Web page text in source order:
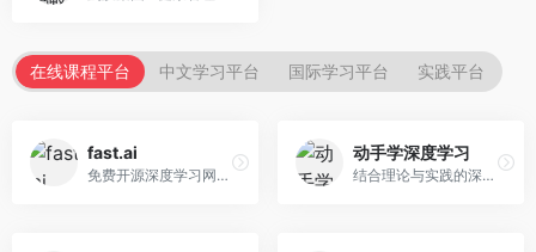
在线课程平台 中文学习平台 国际学习平台 实践平台
fast.ai
免费开源深度学习网站，专注于实用AI教学。面向开发者，提供免费深度学习课程、实战项目、代码库等资源，学习门槛低。
动手学深度学习
结合理论与实践的深度学习教材，专注于代码驱动学习。面向学生和开发者，提供深度学习理论、代码实现、练习题等资源，学习体验好。